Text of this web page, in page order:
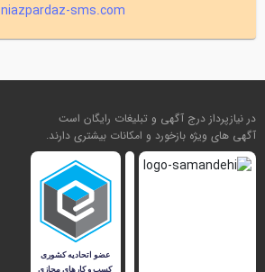
niazpardaz-sms.com
در نیازپرداز درج آگهی و تبلیغات رایگان است
آگهی های ویژه بازخورد و امکانات بیشتری دارند.